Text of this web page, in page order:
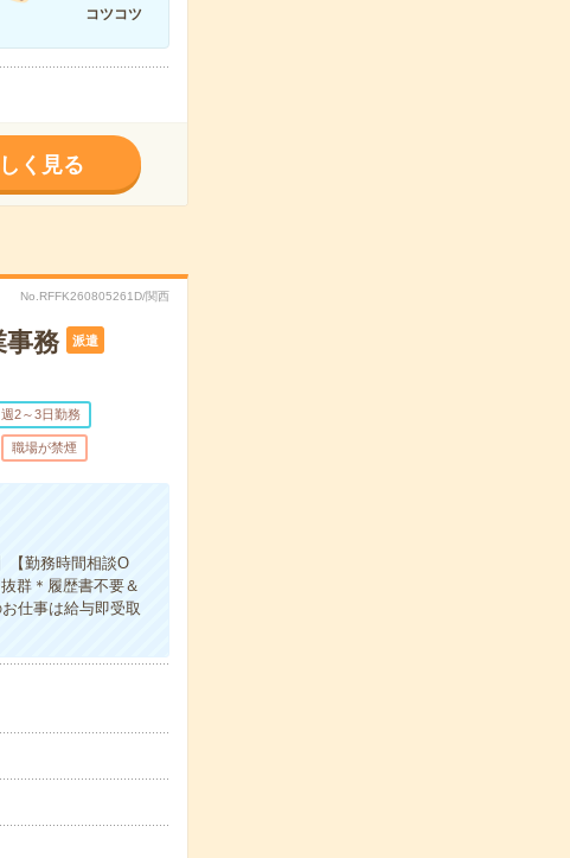
コツコツ
く見る
No.RFFK260805261D/関西
務 派遣
週2～3日勤務
職場が禁煙
【勤務時間相談O
群＊履歴書不要＆
仕事は給与即受取